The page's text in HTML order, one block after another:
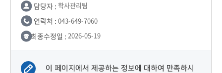
담당자 : 학사관리팀
연락처 : 043-649-7060
최종수정일 : 2026-05-19
이 페이지에서 제공하는 정보에 대하여 만족하시